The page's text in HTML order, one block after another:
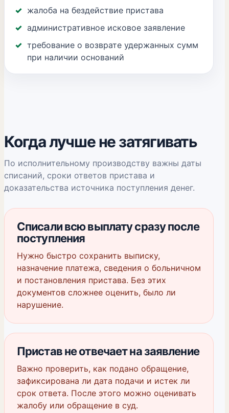
жалоба на бездействие пристава
административное исковое заявление
требование о возврате удержанных сумм
при наличии оснований
Когда лучше не затягивать
По исполнительному производству важны даты
списаний, сроки ответов пристава и
доказательства источника поступления денег.
Списали всю выплату сразу после
поступления
Нужно быстро сохранить выписку,
назначение платежа, сведения о больничном
и постановления пристава. Без этих
документов сложнее оценить, было ли
нарушение.
Пристав не отвечает на заявление
Важно проверить, как подано обращение,
зафиксирована ли дата подачи и истек ли
срок ответа. После этого можно оценивать
жалобу или обращение в суд.